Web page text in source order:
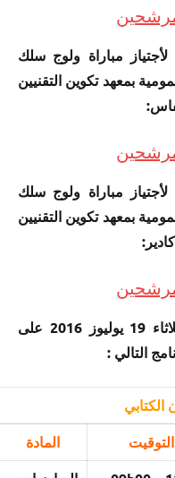
مباراة ولوج سلك
بمعهد تكوين التقنيين
مباراة ولوج سلك
بمعهد تكوين التقنيين
يباشر النداء على المتبارين يوم الثلاثاء 19 يوليوز 2016 على
الكتابي
التوقيت المادة